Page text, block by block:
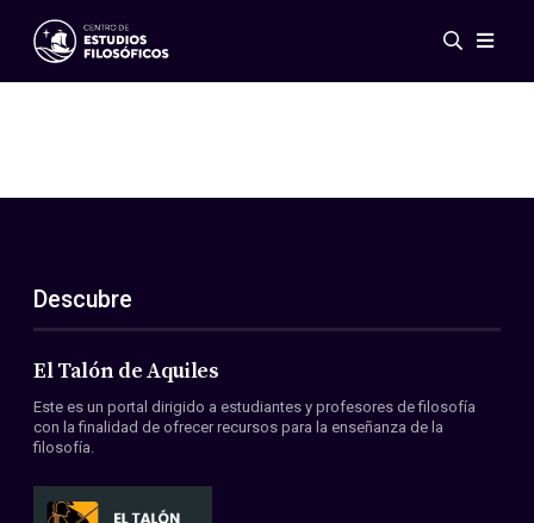
Eventos
ES
EN
Acerca de nosotros
Miembros
Convenios
Descubre
El Talón de Aquiles
Este es un portal dirigido a estudiantes y profesores de filosofía
con la finalidad de ofrecer recursos para la enseñanza de la
filosofía.